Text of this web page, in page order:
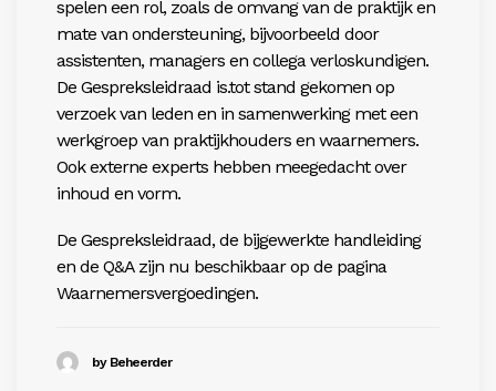
spelen een rol, zoals de omvang van de praktijk en
mate van ondersteuning, bijvoorbeeld door
assistenten, managers en collega verloskundigen.
De Gespreksleidraad is.tot stand gekomen op
verzoek van leden en in samenwerking met een
werkgroep van praktijkhouders en waarnemers.
Ook externe experts hebben meegedacht over
inhoud en vorm.
De Gespreksleidraad, de bijgewerkte handleiding
en de Q&A zijn nu beschikbaar op de pagina
Waarnemersvergoedingen.
by Beheerder